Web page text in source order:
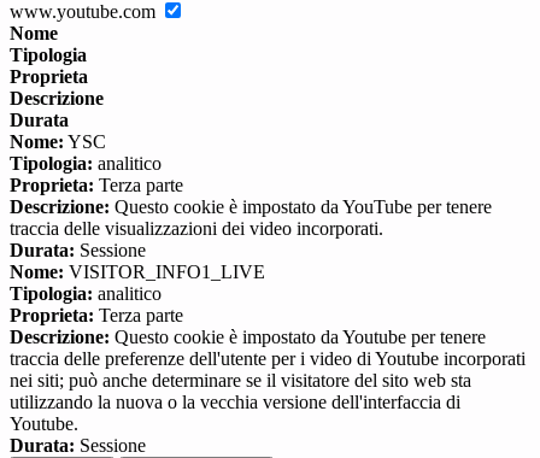
www.youtube.com
Nome
Tipologia
Proprieta
Descrizione
Durata
Nome: YSC
Tipologia: analitico
Proprieta: Terza parte
Descrizione: Questo cookie è impostato da YouTube per tenere
traccia delle visualizzazioni dei video incorporati.
Durata: Sessione
Nome: VISITOR_INFO1_LIVE
Tipologia: analitico
Proprieta: Terza parte
Descrizione: Questo cookie è impostato da Youtube per tenere
traccia delle preferenze dell'utente per i video di Youtube incorporati
nei siti; può anche determinare se il visitatore del sito web sta
utilizzando la nuova o la vecchia versione dell'interfaccia di
Youtube.
Durata: Sessione